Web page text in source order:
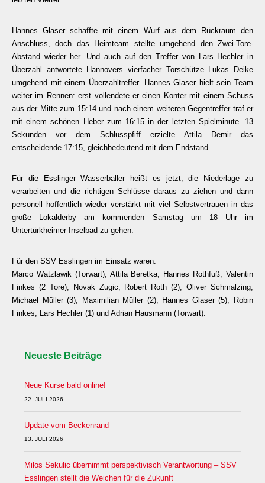
Hannes Glaser schaffte mit einem Wurf aus dem Rückraum den
Anschluss, doch das Heimteam stellte umgehend den Zwei-Tore-
Abstand wieder her. Und auch auf den Treffer von Lars Hechler in
Überzahl antwortete Hannovers vierfacher Torschütze Lukas Deike
umgehend mit einem Überzahltreffer. Hannes Glaser hielt sein Team
weiter im Rennen: erst vollendete er einen Konter mit einem Schuss
aus der Mitte zum 15:14 und nach einem weiteren Gegentreffer traf er
mit einem schönen Heber zum 16:15 in der letzten Spielminute. 13
Sekunden vor dem Schlusspfiff erzielte Attila Demir das
entscheidende 17:15, gleichbedeutend mit dem Endstand.
Für die Esslinger Wasserballer heißt es jetzt, die Niederlage zu
verarbeiten und die richtigen Schlüsse daraus zu ziehen und dann
personell hoffentlich wieder verstärkt mit viel Selbstvertrauen in das
große Lokalderby am kommenden Samstag um 18 Uhr im
Untertürkheimer Inselbad zu gehen.
Für den SSV Esslingen im Einsatz waren:
Marco Watzlawik (Torwart), Attila Beretka, Hannes Rothfuß, Valentin
Finkes (2 Tore), Novak Zugic, Robert Roth (2), Oliver Schmalzing,
Michael Müller (3), Maximilian Müller (2), Hannes Glaser (5), Robin
Finkes, Lars Hechler (1) und Adrian Hausmann (Torwart).
Neueste Beiträge
Neue Kurse bald online!
22. JULI 2026
Update vom Beckenrand
13. JULI 2026
Milos Sekulic übernimmt perspektivisch Verantwortung – SSV
Esslingen stellt die Weichen für die Zukunft